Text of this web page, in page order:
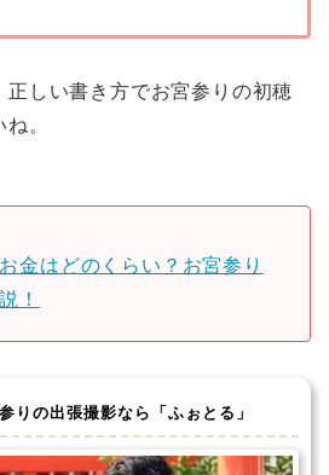
しい書き方でお宮参りの初穂
。
金はどのくらい？お宮参り
！
りの出張撮影なら「ふぉとる」